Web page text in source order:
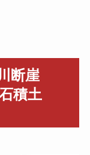
断崖
積土